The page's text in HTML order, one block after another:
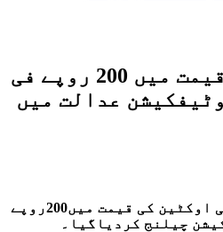
ہائی اوکٹین کی قیمت میں 200 روپے فی
عدالت میں
لاہورہائیکورٹ میں ہائی اوکٹین کی قیمت میں200روپے
چیلنج کردیاگیا۔